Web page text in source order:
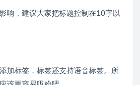
响，建议大家把标题控制在10字以
加标签，标签还支持语音标签。所